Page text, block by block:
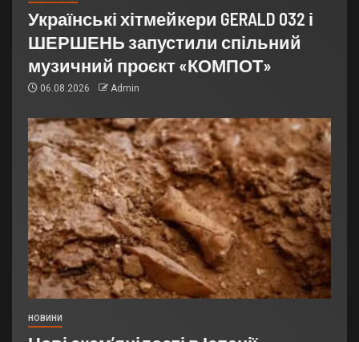
Українські хітмейкери GERALD 032 і
ШЕРШЕНЬ запустили спільний
музичний проєкт «КОМПОТ»
06.08.2026 Admin
НОВИНИ